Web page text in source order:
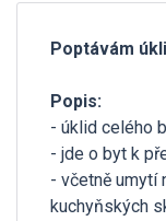
Poptávám
Popis:
- úklid celého
- jde o byt k
- včetně umytí
kuchyňských